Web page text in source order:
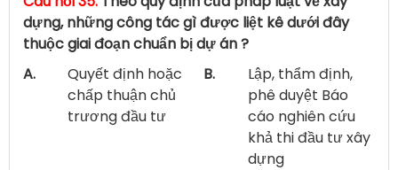
dựng, những công tác gì được liệt kê dưới đây
thuộc giai đoạn chuẩn bị dự án ?
A.
Quyết định hoặc
chấp thuận chủ
trương đầu tư
B.
Lập, thẩm định,
phê duyệt Báo
cáo nghiên cứu
khả thi đầu tư xây
dựng